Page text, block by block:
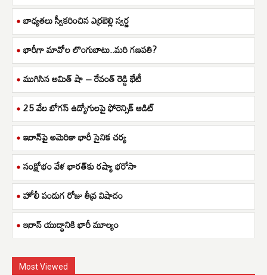
బాధ్యతలు స్వీకరించిన ఎర్రబెల్లి స్వర్ణ
భారీగా మావోల లొంగుబాటు..మరి గణపతి?
ముగిసిన అమిత్ షా – రేవంత్ రెడ్డి భేటీ
25 వేల బోగస్ ఉద్యోగులపై ఫోరెన్సిక్ ఆడిట్
ఇరాన్‌పై అమెరికా భారీ సైనిక చర్య
సంక్షోభం వేళ భారత్‌కు రష్యా భరోసా
హోలీ పండుగ రోజు తీవ్ర విషాదం
ఇరాన్ యుద్ధానికి భారీ మూల్యం
Most Viewed